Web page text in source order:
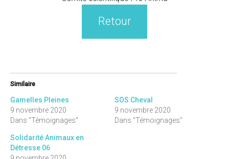
Retour
Similaire
Gamelles Pleines
9 novembre 2020
Dans "Témoignages"
SOS Cheval
9 novembre 2020
Dans "Témoignages"
Solidarité Animaux en
Détresse 06